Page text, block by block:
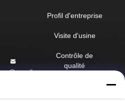
Profil d'entreprise
Visite d'usine
Contrôle de
qualité